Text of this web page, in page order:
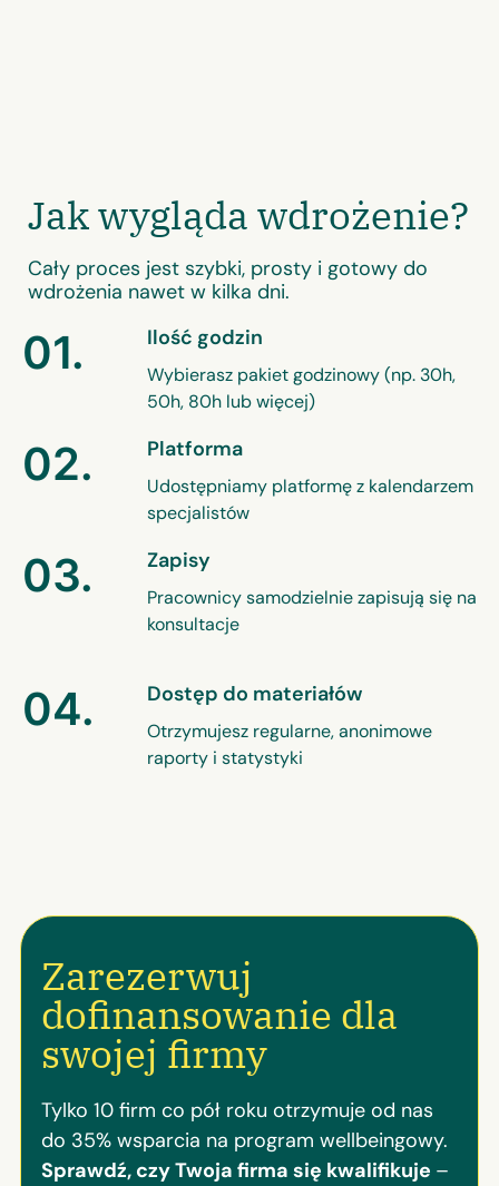
Jak wygląda wdrożenie?
Cały proces jest szybki, prosty i gotowy do
wdrożenia nawet w kilka dni.
01. Ilość godzin
Wybierasz pakiet godzinowy (np. 30h,
50h, 80h lub więcej)
02. Platforma
Udostępniamy platformę z kalendarzem
specjalistów
03. Zapisy
Pracownicy samodzielnie zapisują się na
konsultacje
04. Dostęp do materiałów
Otrzymujesz regularne, anonimowe
raporty i statystyki
Zarezerwuj
dofinansowanie dla
swojej firmy
Tylko 10 firm co pół roku otrzymuje od nas
do 35% wsparcia na program wellbeingowy.
Sprawdź, czy Twoja firma się kwalifikuje –